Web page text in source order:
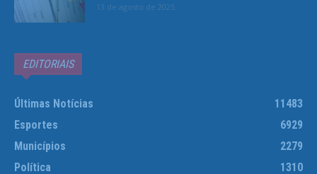
13 de agosto de 2025
EDITORIAIS
Últimas Notícias
11483
Esportes
6929
Municípios
2279
Política
1310